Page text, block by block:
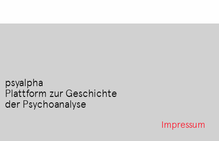
psyalpha
Plattform zur Geschichte
der Psychoanalyse
Impressum